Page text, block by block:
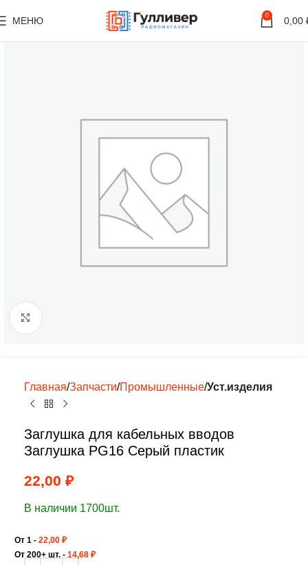
МЕНЮ 0 0,00
Главная Запчасти Промышленные Уст.изделия
Заглушка для кабельных вводов
Заглушка PG16 Серый пластик
22,00 ₽
В наличии 1700шт.
От 1 - 22,00 ₽
От 200+ шт. - 14,68 ₽